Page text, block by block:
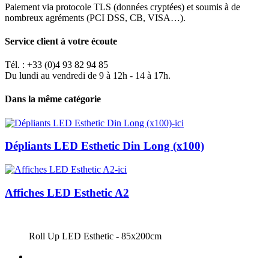
Paiement via protocole TLS (données cryptées) et soumis à de
nombreux agréments (PCI DSS, CB, VISA…).
Service client à votre écoute
Tél. : +33 (0)4 93 82 94 85
Du lundi au vendredi de 9 à 12h - 14 à 17h.
Dans la même catégorie
Dépliants LED Esthetic Din Long (x100)
Affiches LED Esthetic A2
Roll Up LED Esthetic - 85x200cm